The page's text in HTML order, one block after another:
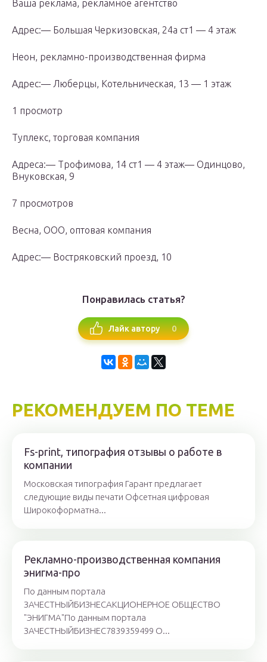
Ваша реклама, рекламное агентство
Адрес:— Большая Черкизовская, 24а ст1 — 4 этаж
Неон, рекламно-производственная фирма
Адрес:— Люберцы, Котельническая, 13 — 1 этаж
1 просмотр
Туплекс, торговая компания
Адреса:— Трофимова, 14 ст1 — 4 этаж— Одинцово,
Внуковская, 9
7 просмотров
Весна, ООО, оптовая компания
Адрес:— Востряковский проезд, 10
Понравилась статья?
Лайк автору 0
РЕКОМЕНДУЕМ ПО ТЕМЕ
Fs-print, типография отзывы о работе в
компании
Московская типография Гарант предлагает
следующие виды печати Офсетная цифровая
Широкоформатна...
Рекламно-производственная компания
энигма-про
По данным портала
ЗАЧЕСТНЫЙБИЗНЕСАКЦИОНЕРНОЕ ОБЩЕСТВО
"ЭНИГМА"По данным портала
ЗАЧЕСТНЫЙБИЗНЕС7839359499 О...